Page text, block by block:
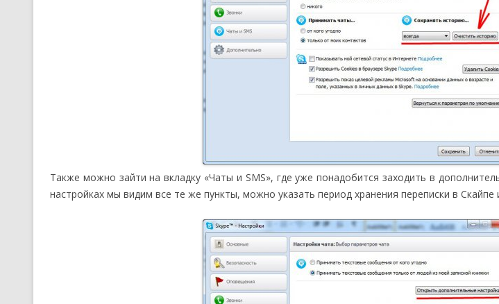
Также можно зайти на вкладку «Чаты и SMS», где уже понадобится заходить в
настройках мы видим все те же пункты, можно указать период хранения переписки в Скайпе